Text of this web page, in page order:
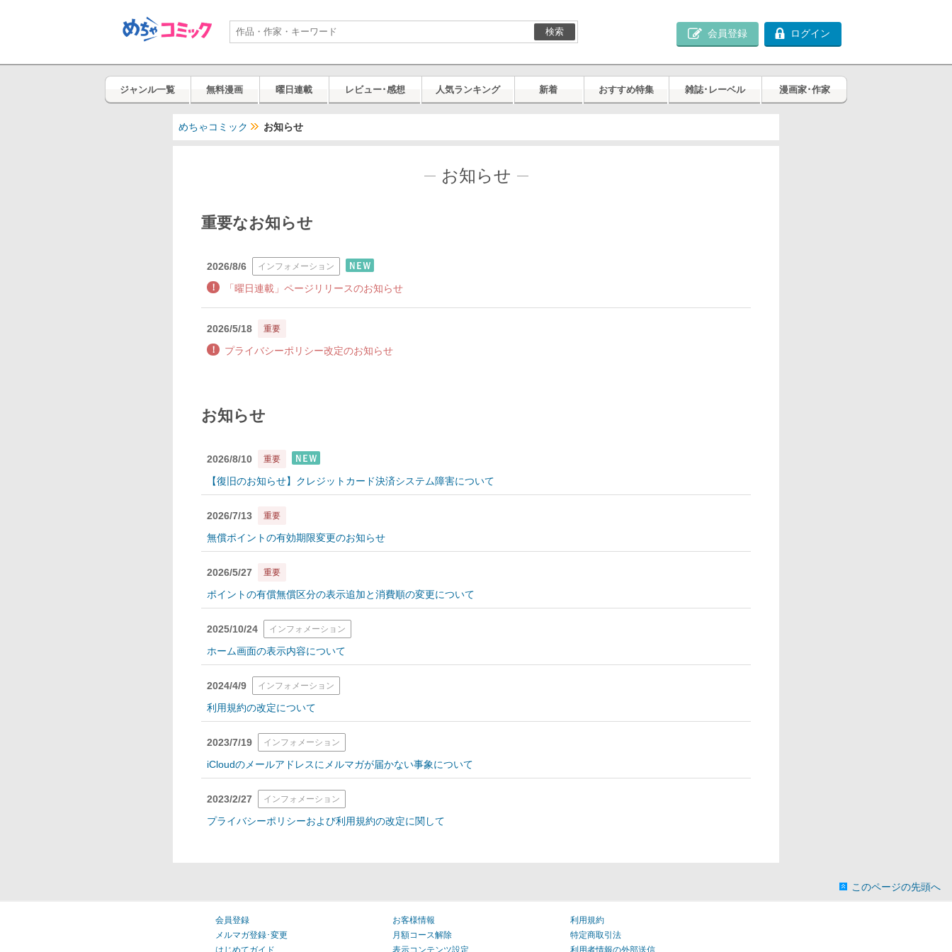
検索 会員登録 ログイン
ジャンル一覧 無料漫画 曜日連載 レビュー･感想 人気ランキング 新着 おすすめ特集 雑誌･レーベル 漫画家･作家
めちゃコミック お知らせ
お知らせ
重要なお知らせ
2026/8/6 インフォメーション
！ 「曜日連載」ページリリースのお知らせ
2026/5/18 重要
！ プライバシーポリシー改定のお知らせ
お知らせ
2026/8/10 重要
【復旧のお知らせ】クレジットカード決済システム障害について
2026/7/13 重要
無償ポイントの有効期限変更のお知らせ
2026/5/27 重要
ポイントの有償無償区分の表示追加と消費順の変更について
2025/10/24 インフォメーション
ホーム画面の表示内容について
2024/4/9 インフォメーション
利用規約の改定について
2023/7/19 インフォメーション
iCloudのメールアドレスにメルマガが届かない事象について
2023/2/27 インフォメーション
プライバシーポリシーおよび利用規約の改定に関して
このページの先頭へ
会員登録
メルマガ登録･変更
はじめてガイド
お客様情報
月額コース解除
表示コンテンツ設定
利用規約
特定商取引法
利用者情報の外部送信